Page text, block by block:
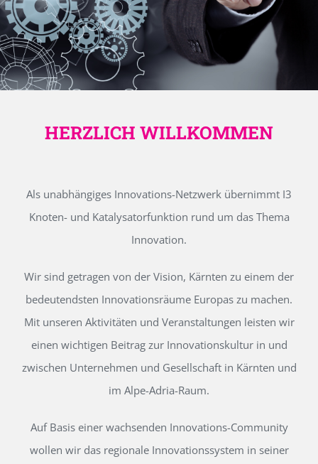
HERZLICH WILLKOMMEN
Als unabhängiges Innovations-Netzwerk übernimmt I3
Knoten- und Katalysatorfunktion rund um das Thema
Innovation.
Wir sind getragen von der Vision, Kärnten zu einem der
bedeutendsten Innovationsräume Europas zu machen.
Mit unseren Aktivitäten und Veranstaltungen leisten wir
einen wichtigen Beitrag zur Innovationskultur in und
zwischen Unternehmen und Gesellschaft in Kärnten und
im Alpe-Adria-Raum.
Auf Basis einer wachsenden Innovations-Community
wollen wir das regionale Innovationssystem in seiner